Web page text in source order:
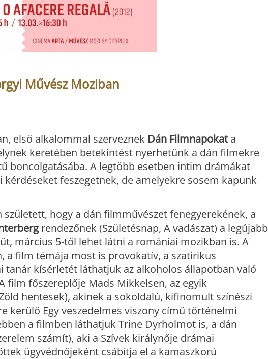
Művész Moziban
első alkalommal szerveznek Dán Filmnapokata
keretében betekintést nyerhetünk a dán filmekre
boncolgatásába. A legtöbb esetben intim drámákat
feszegetnek, de amelyekre sosem kapunk
hogy a dán filmművészet fenegyerekének, a
rendezőnek (Születésnap, A vadászat) a legújabb
március 5-től lehet látni a romániai mozikban is. A
a film témája most is provokatív, a szatirikus
tanár kísérletét láthatjuk az alkoholos állapotban való
főszereplője Mads Mikkelsen, az egyik
hentesek), akinek a sokoldalú, kifinomult színészi
kerülő Egy veszedelmes viszony című történelmi
a filmben láthatjuk Trine Dyrholmot is, a dán
számít), aki a Szívek királynője drámai
ügyvédnőjeként csábítja el a kamaszkorú